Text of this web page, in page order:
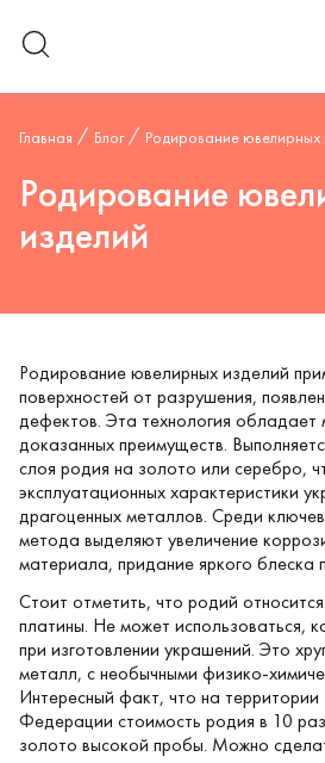
Главная Блог Родирование ювелирных
Родирование
изделий
Родирование ювелирных изделий
поверхностей от разрушения,
дефектов. Эта технология обладает
доказанных преимуществ.
слоя родия на золото или серебро,
эксплуатационных характеристики
драгоценных металлов. Среди
метода выделяют увеличение
материала, придание яркого блеска
Стоит отметить, что родий
платины. Не может использоваться,
при изготовлении украшений. Это
металл, с необычными физико-
Интересный факт, что на территории
Федерации стоимость родия в 10
золото высокой пробы. Можно